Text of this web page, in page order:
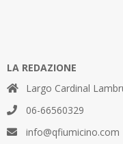
LA REDAZIONE
Largo Cardinal
06-66560329
info@qfiumicino.com